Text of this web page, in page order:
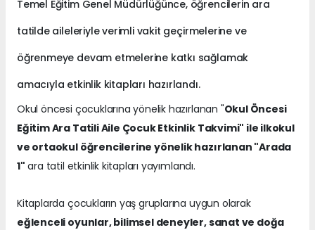
Temel Eğitim Genel Müdürlüğünce, öğrencilerin ara
tatilde aileleriyle verimli vakit geçirmelerine ve
öğrenmeye devam etmelerine katkı sağlamak
amacıyla etkinlik kitapları hazırlandı.
Okul öncesi çocuklarına yönelik hazırlanan "Okul Öncesi
Eğitim Ara Tatili Aile Çocuk Etkinlik Takvimi" ile ilkokul
ve ortaokul öğrencilerine yönelik hazırlanan "Arada
1" ara tatil etkinlik kitapları yayımlandı.
Kitaplarda çocukların yaş gruplarına uygun olarak
eğlenceli oyunlar, bilimsel deneyler, sanat ve doğa